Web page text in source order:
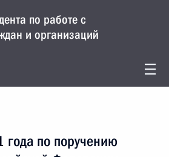
по работе с
и организаций
года по поручению